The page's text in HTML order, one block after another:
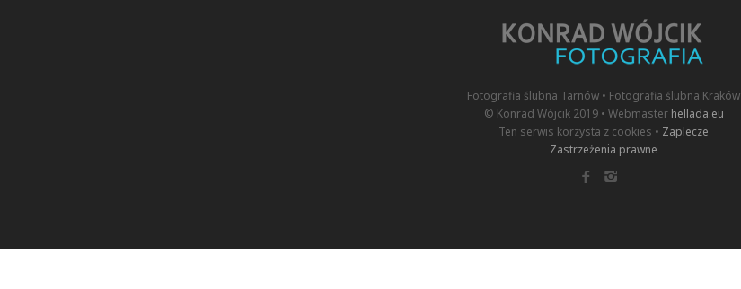
Fotografia ślubna Tarnów • Fotografia ślubna Kraków
© Konrad Wójcik 2019 • Webmaster hellada.eu
Ten serwis korzysta z cookies • Zaplecze
Zastrzeżenia prawne